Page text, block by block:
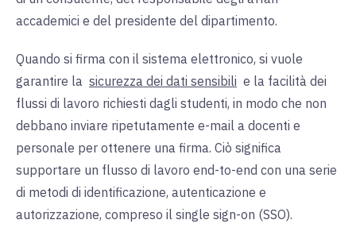
accademici e del presidente del dipartimento.
Quando si firma con il sistema elettronico, si vuole
garantire la sicurezza dei dati sensibili e la facilità dei
flussi di lavoro richiesti dagli studenti, in modo che non
debbano inviare ripetutamente e-mail a docenti e
personale per ottenere una firma. Ciò significa
supportare un flusso di lavoro end-to-end con una serie
di metodi di identificazione, autenticazione e
autorizzazione, compreso il single sign-on (SSO).